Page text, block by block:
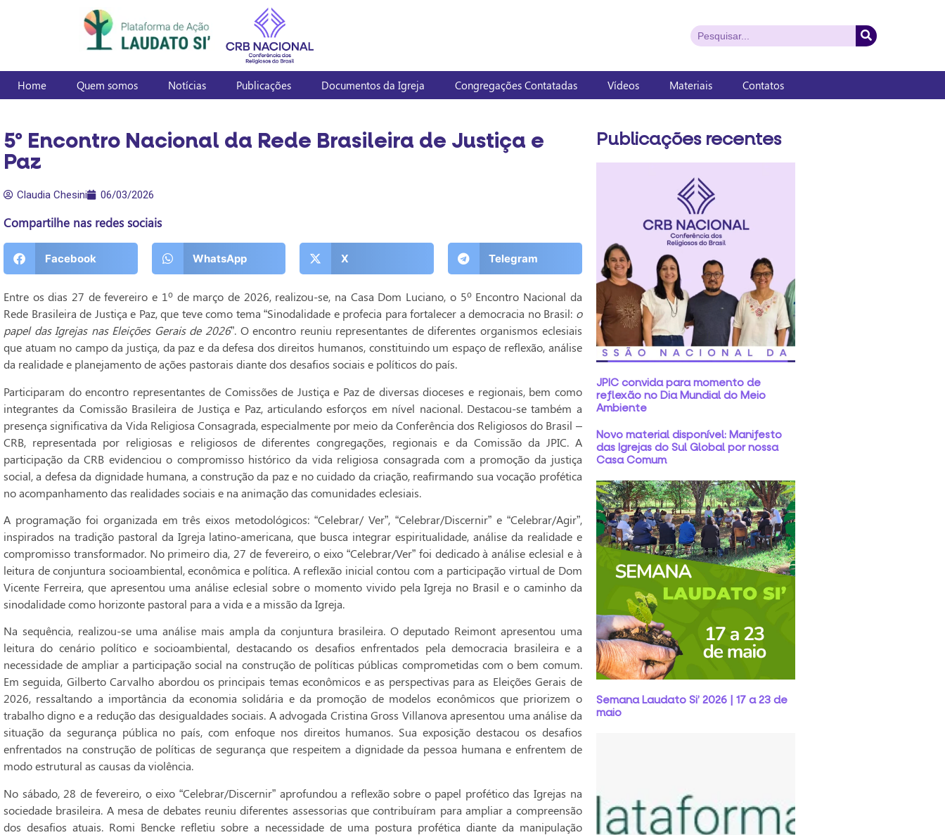
Home Quem somos Notícias Publicações Documentos da Igreja Congregações Contatadas Vídeos Materiais Contatos
5º Encontro Nacional da Rede Brasileira de Justiça e
Paz
Claudia Chesini 06/03/2026
Compartilhe nas redes sociais
Facebook WhatsApp X Telegram
Entre os dias 27 de fevereiro e 1º de março de 2026, realizou-se, na Casa Dom Luciano, o 5º Encontro Nacional da
Rede Brasileira de Justiça e Paz, que teve como tema “Sinodalidade e profecia para fortalecer a democracia no Brasil: o
papel das Igrejas nas Eleições Gerais de 2026”. O encontro reuniu representantes de diferentes organismos eclesiais
que atuam no campo da justiça, da paz e da defesa dos direitos humanos, constituindo um espaço de reflexão, análise
da realidade e planejamento de ações pastorais diante dos desafios sociais e políticos do país.
Participaram do encontro representantes de Comissões de Justiça e Paz de diversas dioceses e regionais, bem como
integrantes da Comissão Brasileira de Justiça e Paz, articulando esforços em nível nacional. Destacou-se também a
presença significativa da Vida Religiosa Consagrada, especialmente por meio da Conferência dos Religiosos do Brasil –
CRB, representada por religiosas e religiosos de diferentes congregações, regionais e da Comissão da JPIC. A
participação da CRB evidenciou o compromisso histórico da vida religiosa consagrada com a promoção da justiça
social, a defesa da dignidade humana, a construção da paz e no cuidado da criação, reafirmando sua vocação profética
no acompanhamento das realidades sociais e na animação das comunidades eclesiais.
A programação foi organizada em três eixos metodológicos: “Celebrar/ Ver”, “Celebrar/Discernir” e “Celebrar/Agir”,
inspirados na tradição pastoral da Igreja latino-americana, que busca integrar espiritualidade, análise da realidade e
compromisso transformador. No primeiro dia, 27 de fevereiro, o eixo “Celebrar/Ver” foi dedicado à análise eclesial e à
leitura de conjuntura socioambiental, econômica e política. A reflexão inicial contou com a participação virtual de Dom
Vicente Ferreira, que apresentou uma análise eclesial sobre o momento vivido pela Igreja no Brasil e o caminho da
sinodalidade como horizonte pastoral para a vida e a missão da Igreja.
Na sequência, realizou-se uma análise mais ampla da conjuntura brasileira. O deputado Reimont apresentou uma
leitura do cenário político e socioambiental, destacando os desafios enfrentados pela democracia brasileira e a
necessidade de ampliar a participação social na construção de políticas públicas comprometidas com o bem comum.
Em seguida, Gilberto Carvalho abordou os principais temas econômicos e as perspectivas para as Eleições Gerais de
2026, ressaltando a importância da economia solidária e da promoção de modelos econômicos que priorizem o
trabalho digno e a redução das desigualdades sociais. A advogada Cristina Gross Villanova apresentou uma análise da
situação da segurança pública no país, com enfoque nos direitos humanos. Sua exposição destacou os desafios
enfrentados na construção de políticas de segurança que respeitem a dignidade da pessoa humana e enfrentem de
modo estrutural as causas da violência.
No sábado, 28 de fevereiro, o eixo “Celebrar/Discernir” aprofundou a reflexão sobre o papel profético das Igrejas na
sociedade brasileira. A mesa de debates reuniu diferentes assessorias que contribuíram para ampliar a compreensão
dos desafios atuais. Romi Bencke refletiu sobre a necessidade de uma postura profética diante da manipulação
Publicações recentes
JPIC convida para momento de
reflexão no Dia Mundial do Meio
Ambiente
Novo material disponível: Manifesto
das Igrejas do Sul Global por nossa
Casa Comum
Semana Laudato Si’ 2026 | 17 a 23 de
maio